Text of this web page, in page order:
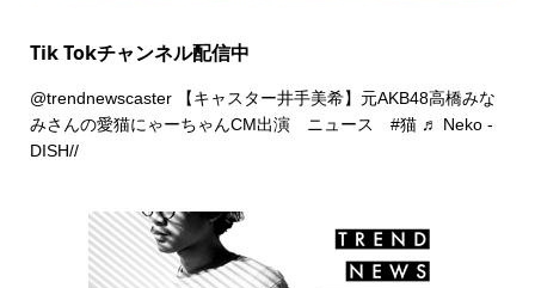
Tik Tokチャンネル配信中
@trendnewscaster【キャスター井手美希】元AKB48高橋みな
みさんの愛猫にゃーちゃんCM出演 ニュース #猫 ♬ Neko -
DISH//